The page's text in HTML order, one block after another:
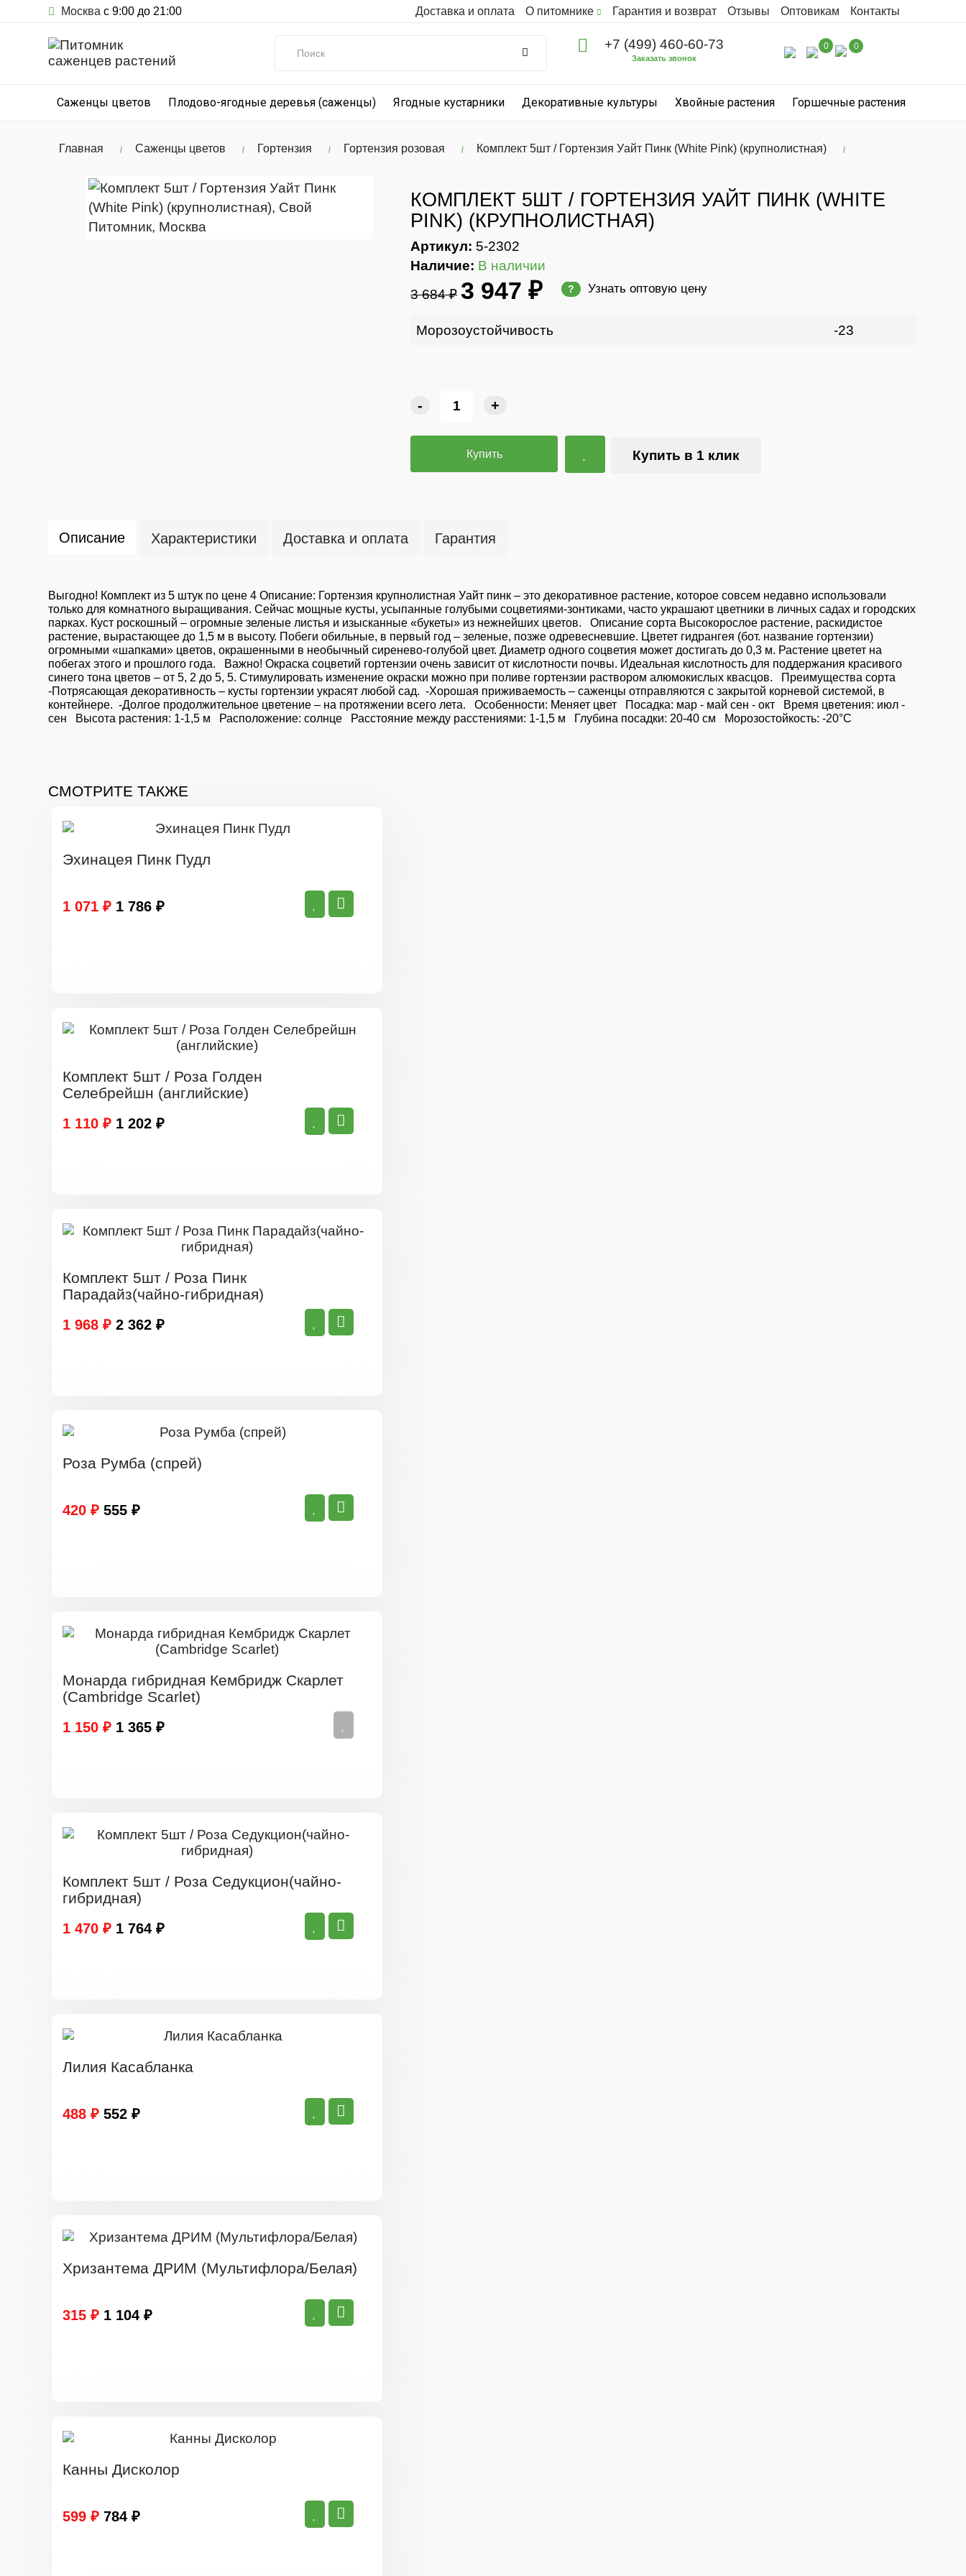
Москва с 9:00 до 21:00 Доставка и оплата О питомнике Гарантия и возврат Отзывы Оптовикам Контакты
+7 (499) 460-60-73
Заказать звонок
0 0
Саженцы цветов Плодово-ягодные деревья (саженцы) Ягодные кустарники Декоративные культуры Хвойные растения Горшечные растения
Главная Саженцы цветов Гортензия Гортензия розовая Комплект 5шт / Гортензия Уайт Пинк (White Pink) (крупнолистная)
КОМПЛЕКТ 5ШТ / ГОРТЕНЗИЯ УАЙТ ПИНК (WHITE
PINK) (КРУПНОЛИСТНАЯ)
Артикул: 5-2302
Наличие: В наличии
3 684 ₽ 3 947 ₽ ? Узнать оптовую цену
Морозоустойчивость -23
- +
Купить Купить в 1 клик
Описание Характеристики Доставка и оплата Гарантия
Выгодно! Комплект из 5 штук по цене 4 Описание: Гортензия крупнолистная Уайт пинк – это декоративное растение, которое совсем недавно использовали
только для комнатного выращивания. Сейчас мощные кусты, усыпанные голубыми соцветиями-зонтиками, часто украшают цветники в личных садах и городских
парках. Куст роскошный – огромные зеленые листья и изысканные «букеты» из нежнейших цветов. Описание сорта Высокорослое растение, раскидистое
растение, вырастающее до 1,5 м в высоту. Побеги обильные, в первый год – зеленые, позже одревесневшие. Цветет гидрангея (бот. название гортензии)
огромными «шапками» цветов, окрашенными в необычный сиренево-голубой цвет. Диаметр одного соцветия может достигать до 0,3 м. Растение цветет на
побегах этого и прошлого года. Важно! Окраска соцветий гортензии очень зависит от кислотности почвы. Идеальная кислотность для поддержания красивого
синего тона цветов – от 5, 2 до 5, 5. Стимулировать изменение окраски можно при поливе гортензии раствором алюмокислых квасцов. Преимущества сорта
-Потрясающая декоративность – кусты гортензии украсят любой сад. -Хорошая приживаемость – саженцы отправляются с закрытой корневой системой, в
контейнере. -Долгое продолжительное цветение – на протяжении всего лета. Особенности: Меняет цвет Посадка: мар - май сен - окт Время цветения: июл -
сен Высота растения: 1-1,5 м Расположение: солнце Расстояние между расстениями: 1-1,5 м Глубина посадки: 20-40 см Морозостойкость: -20°С
СМОТРИТЕ ТАКЖЕ
Эхинацея Пинк Пудл
1 071 ₽ 1 786 ₽
Комплект 5шт / Роза Голден
Селебрейшн (английские)
1 110 ₽ 1 202 ₽
Комплект 5шт / Роза Пинк
Парадайз(чайно-гибридная)
1 968 ₽ 2 362 ₽
Роза Румба (спрей)
420 ₽ 555 ₽
Монарда гибридная Кембридж Скарлет
(Cambridge Scarlet)
1 150 ₽ 1 365 ₽
Комплект 5шт / Роза Седукцион(чайно-
гибридная)
1 470 ₽ 1 764 ₽
Лилия Касабланка
488 ₽ 552 ₽
Хризантема ДРИМ (Мультифлора/Белая)
315 ₽ 1 104 ₽
Канны Дисколор
599 ₽ 784 ₽